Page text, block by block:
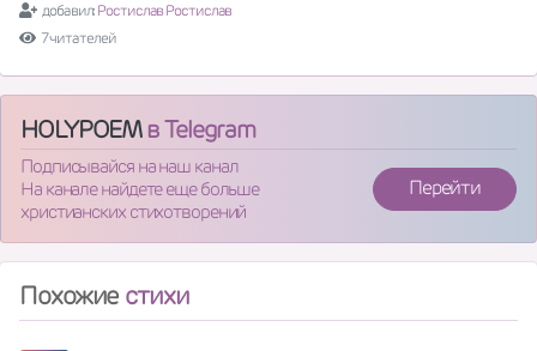
добавил: Ростислав Ростислав
7 читателей
HOLYPOEMв Telegram
Подписывайся на наш канал
На канале найдете еще больше
христианских стихотворений
Перейти
Похожие стихи